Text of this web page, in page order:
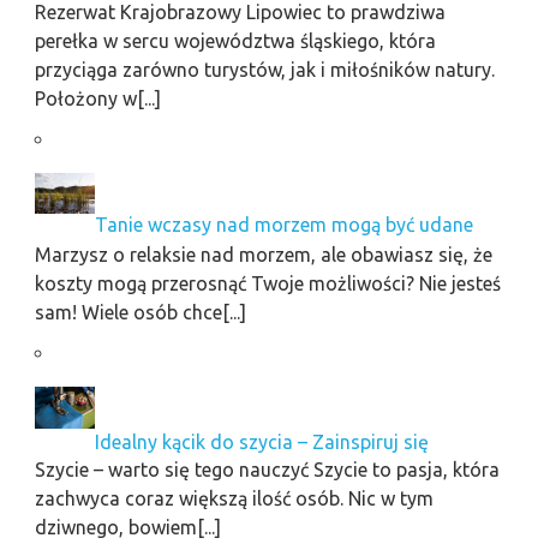
Rezerwat Krajobrazowy Lipowiec to prawdziwa
perełka w sercu województwa śląskiego, która
przyciąga zarówno turystów, jak i miłośników natury.
Położony w[...]
Tanie wczasy nad morzem mogą być udane
Marzysz o relaksie nad morzem, ale obawiasz się, że
koszty mogą przerosnąć Twoje możliwości? Nie jesteś
sam! Wiele osób chce[...]
Idealny kącik do szycia – Zainspiruj się
Szycie – warto się tego nauczyć Szycie to pasja, która
zachwyca coraz większą ilość osób. Nic w tym
dziwnego, bowiem[...]